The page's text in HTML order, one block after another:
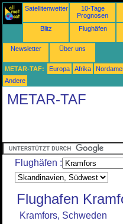
Satellitenwetter
10-Tage
Prognosen
Blitz Flughäfen
Newsletter Über uns
METAR-TAF: Europa Afrika
Andere
METAR-TAF
Flughäfen :
Flughafen
Kramfors, Schweden